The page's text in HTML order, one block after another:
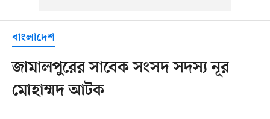
বাংলাদেশ
জামালপুরের সাবেক সংসদ সদস্য নূর
মোহাম্মদ আটক